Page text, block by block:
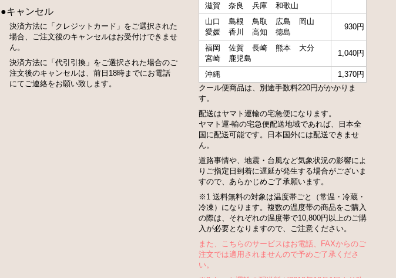
●キャンセル
決済方法に「クレジットカード」をご選択された
場合、ご注文後のキャンセルはお受付けできませ
ん。
決済方法に「代引引換」をご選択された場合のご
注文後のキャンセルは、前日18時までにお電話
にてご連絡をお願い致します。
滋賀
奈良 兵庫 和歌山
山口 島根 鳥取 広島
岡山
愛媛
香川 高知 徳島
930円
福岡 佐賀 長崎 熊本
大分
宮崎
鹿児島
1,040円
沖縄
1,370円
クール便商品は、別途手数料220円がかかりま
す。
配送はヤマト運輸の宅急便になります。
ヤマト運-輸の宅急便配送地域であれば、日本全
国に配送可能です。日本国外には配送できませ
ん。
道路事情や、地震・台風など気象状況の影響によ
りご指定日到着に遅延が発生する場合がございま
すので、あらかじめご了承願います。
※1 送料無料の対象は温度帯ごと（常温・冷蔵・
冷凍）になります。複数の温度帯の商品をご購入
の際は、それぞれの温度帯で10,800円以上のご購
入が必要となりますので、ご注意ください。
また、こちらのサービスはお電話、FAXからのご
注文では適用されませんので予めご了承くださ
い。